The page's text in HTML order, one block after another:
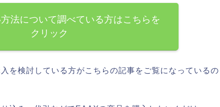
法について調べている方はこちらを
クリック
を検討している方がこちらの記事をご覧になっているの